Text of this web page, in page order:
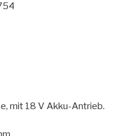
mit 18 V Akku-Antrieb.